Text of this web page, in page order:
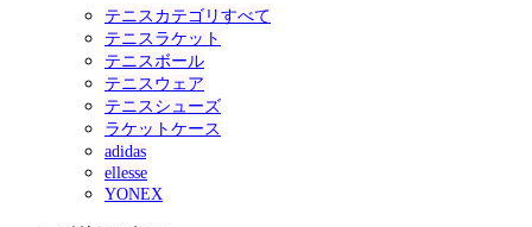
テニスカテゴリすべて
テニスラケット
テニスボール
テニスウェア
テニスシューズ
ラケットケース
adidas
ellesse
YONEX